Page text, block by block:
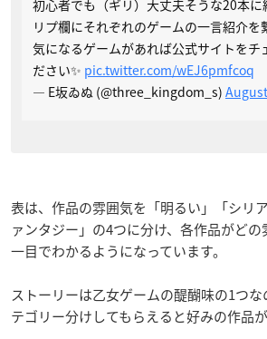
初心者でも（ギリ）大丈夫そうな20本に
リプ欄にそれぞれのゲームの一言紹介を
気になるゲームがあれば公式サイトをチ
ださい✨ pic.twitter.com/wEJ6pmfcoq
— E坂ゐぬ (@three_kingdom_s)
表は、作品の雰囲気を「明るい」「シリ
ァンタジー」の4つに分け、各作品がど
一目でわかるようになっています。
ストーリーは乙女ゲームの醍醐味の1つ
テゴリー分けしてもらえると好みの作品